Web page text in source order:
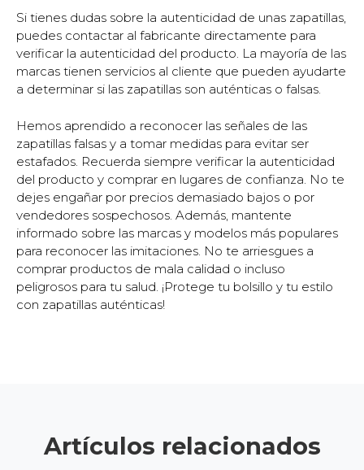
Si tienes dudas sobre la autenticidad de unas zapatillas,
puedes contactar al fabricante directamente para
verificar la autenticidad del producto. La mayoría de las
marcas tienen servicios al cliente que pueden ayudarte
a determinar si las zapatillas son auténticas o falsas.
Hemos aprendido a reconocer las señales de las
zapatillas falsas y a tomar medidas para evitar ser
estafados. Recuerda siempre verificar la autenticidad
del producto y comprar en lugares de confianza. No te
dejes engañar por precios demasiado bajos o por
vendedores sospechosos. Además, mantente
informado sobre las marcas y modelos más populares
para reconocer las imitaciones. No te arriesgues a
comprar productos de mala calidad o incluso
peligrosos para tu salud. ¡Protege tu bolsillo y tu estilo
con zapatillas auténticas!
Artículos relacionados